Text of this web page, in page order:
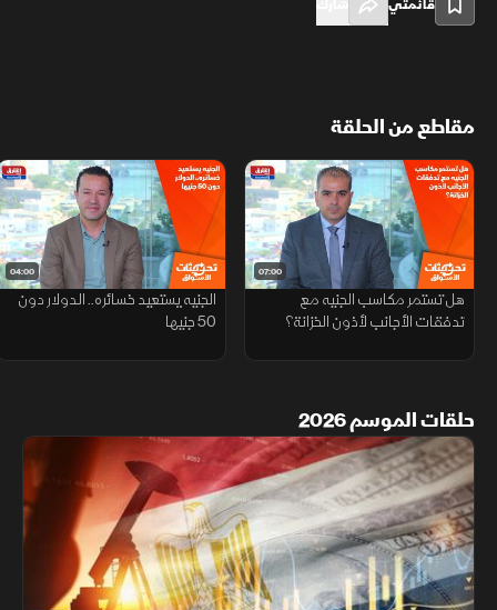
قائمتي
مقاطع من الحلقة
07:00
هل تستمر مكاسب الجنيه مع
تدفقات الأجانب لأذون الخزانة؟
04:00
الجنيه يستعيد خسائره.. الدولار دون
50 جنيها
حلقات الموسم 2026